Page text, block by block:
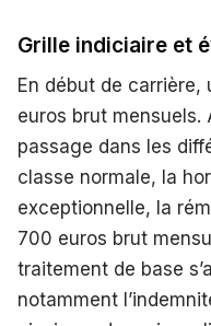
Grille indiciaire et
En début de carrière,
euros brut mensuels.
passage dans les
classe normale, la
exceptionnelle, la
700 euros brut
traitement de base
notamment